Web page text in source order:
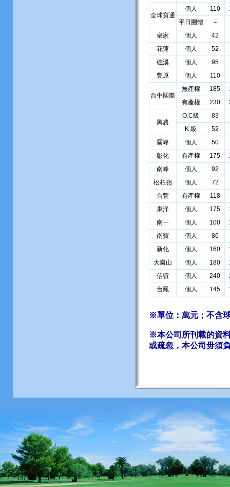
全球寶通
個人 110
平日團體
－
皇家
個人
42
花蓮
個人
52
礁溪
個人
95
豐原
個人 110
台中國際
無產權 185
有產權
230
興農
O.C級
83
K 級
52
霧峰
個人
50
彰化
有產權 175
南峰
個人
92
松柏嶺
個人
72
台豐
有產權 118
東洋
個人 175
南一
個人 100
南寶
個人
86
新化
個人 160
大崗山
個人 180
信誼
個人 240
台鳳
個人 145
※單位：萬元；不含
※本公司所刊載的資
或疏忽，本公司毋須